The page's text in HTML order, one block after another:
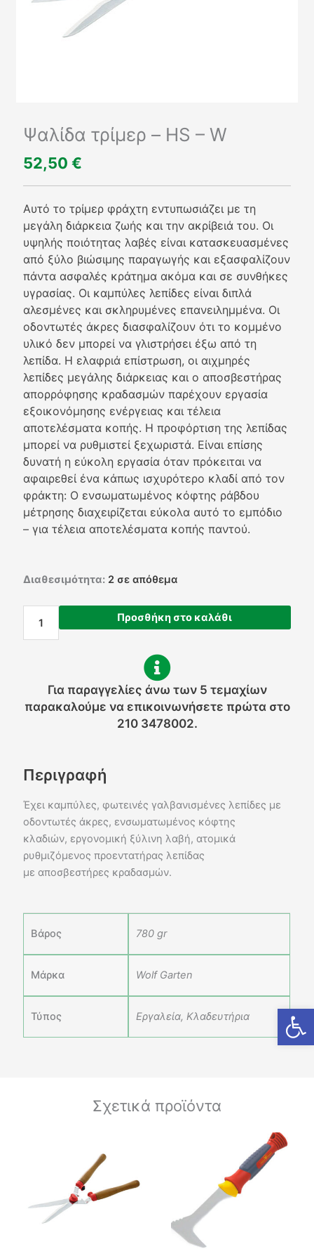
Ψαλίδα τρίμερ – HS – W
52,50€
Αυτό το τρίμερ φράχτη εντυπωσιάζει με τη
μεγάλη διάρκεια ζωής και την ακρίβειά του. Οι
υψηλής ποιότητας λαβές είναι κατασκευασμένες
από ξύλο βιώσιμης παραγωγής και εξασφαλίζουν
πάντα ασφαλές κράτημα ακόμα και σε συνθήκες
υγρασίας. Οι καμπύλες λεπίδες είναι διπλά
αλεσμένες και σκληρυμένες επανειλημμένα. Οι
οδοντωτές άκρες διασφαλίζουν ότι το κομμένο
υλικό δεν μπορεί να γλιστρήσει έξω από τη
λεπίδα. Η ελαφριά επίστρωση, οι αιχμηρές
λεπίδες μεγάλης διάρκειας και ο αποσβεστήρας
απορρόφησης κραδασμών παρέχουν εργασία
εξοικονόμησης ενέργειας και τέλεια
αποτελέσματα κοπής. Η προφόρτιση της λεπίδας
μπορεί να ρυθμιστεί ξεχωριστά. Είναι επίσης
δυνατή η εύκολη εργασία όταν πρόκειται να
αφαιρεθεί ένα κάπως ισχυρότερο κλαδί από τον
φράκτη: Ο ενσωματωμένος κόφτης ράβδου
μέτρησης διαχειρίζεται εύκολα αυτό το εμπόδιο
– για τέλεια αποτελέσματα κοπής παντού.
Διαθεσιμότητα: 2 σε απόθεμα
Ψαλίδα
Προσθήκη στο καλάθι
Για παραγγελίες άνω των 5 τεμαχίων
παρακαλούμε να επικοινωνήσετε πρώτα στο
210 3478002.
Περιγραφή
Έχει καμπύλες, φωτεινές γαλβανισμένες λεπίδες με
οδοντωτές άκρες, ενσωματωμένος κόφτης
κλαδιών, εργονομική ξύλινη λαβή, ατομικά
ρυθμιζόμενος προεντατήρας λεπίδας
με αποσβεστήρες κραδασμών.
Βάρος 780 gr
Μάρκα Wolf Garten
Τύπος Εργαλεία, Κλαδευτήρια
Σχετικά προϊόντα